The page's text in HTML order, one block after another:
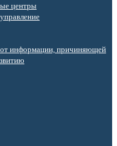
центры
информации, причиняющей